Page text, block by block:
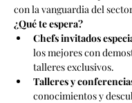
con la vanguardia del
¿Qué te espera?
Chefs invitados
los mejores con
talleres exclusivos.
Talleres y
conocimientos y